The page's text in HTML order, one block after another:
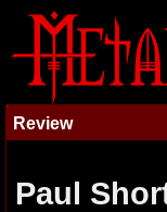
Review
Paul